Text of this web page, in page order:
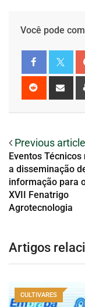
Você pode
Previous article
Eventos Técnicos
a disseminação
informação para
XVII Fenatrigo
Agrotecnologia
Artigos
CULTIVARES